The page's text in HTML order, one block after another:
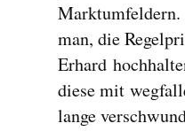
man, die
Erhard
diese mit
lange